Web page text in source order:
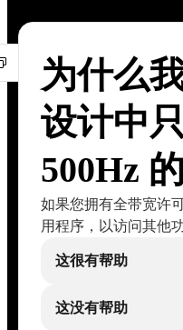
为什么
设计中
500Hz
如果您拥有全带宽许
用程序，以访问其他功
这很有帮助
这没有帮助